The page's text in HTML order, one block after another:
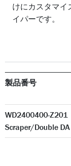
けにカスタマイ
イパーです。
製品番号
WD2400400-Z201
Scraper/Double DA